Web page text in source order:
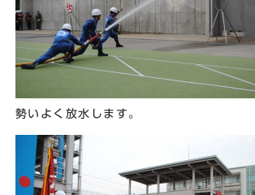
勢いよく放水します。